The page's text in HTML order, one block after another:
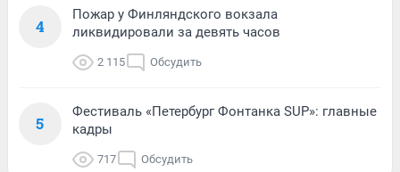
4
Пожар у Финляндского вокзала
ликвидировали за девять часов
2 115 Обсудить
5
Фестиваль «Петербург Фонтанка SUP»: главные
кадры
717 Обсудить